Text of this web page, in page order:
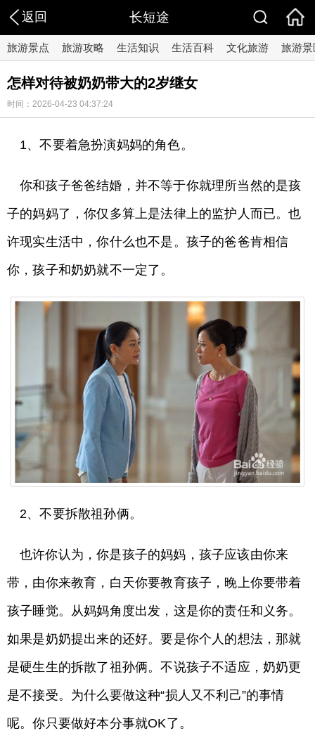
返回 长短途
旅游景点 旅游攻略 生活知识 生活百科 文化旅游 旅游景
怎样对待被奶奶带大的2岁继女
时间：2026-04-23 04:37:24
1、不要着急扮演妈妈的角色。
你和孩子爸爸结婚，并不等于你就理所当然的是孩
子的妈妈了，你仅多算上是法律上的监护人而已。也
许现实生活中，你什么也不是。孩子的爸爸肯相信
你，孩子和奶奶就不一定了。
2、不要拆散祖孙俩。
也许你认为，你是孩子的妈妈，孩子应该由你来
带，由你来教育，白天你要教育孩子，晚上你要带着
孩子睡觉。从妈妈角度出发，这是你的责任和义务。
如果是奶奶提出来的还好。要是你个人的想法，那就
是硬生生的拆散了祖孙俩。不说孩子不适应，奶奶更
是不接受。为什么要做这种“损人又不利己”的事情
呢。你只要做好本分事就OK了。